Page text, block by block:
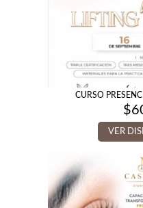
CURSO
$
VER